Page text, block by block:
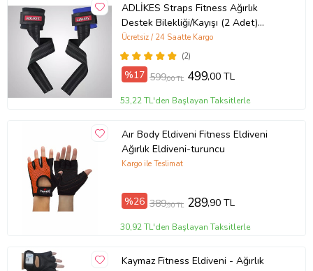
ADLİKES Straps Fitness Ağırlık
Destek Bilekliği/Kayışı (2 Adet)
(Mavi)
(2)
Ücretsiz / 24 Saatte Kargo
%17 599,00 TL 499,00 TL
53,22 TL'den Başlayan Taksitlerle
Aır Body Eldiveni Fitness Eldiveni
Ağırlık Eldiveni-turuncu
Kargo ile Teslimat
%26 389,90 TL 289,90 TL
30,92 TL'den Başlayan Taksitlerle
Kaymaz Fitness Eldiveni - Ağırlık